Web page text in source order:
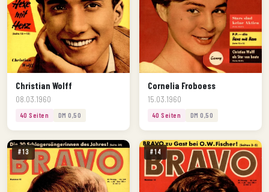
Christian Wolff
08.03.1960
40 Seiten DM 0,50
Cornelia Froboess
15.03.1960
40 Seiten DM 0,50
#13 #14